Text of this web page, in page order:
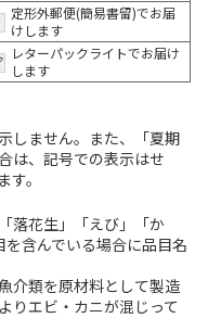
定形外郵便(簡易書留)でお届
けします
レターパックライトでお届け
します
しません。また、「夏期
は、記号での表示はせ
。
落花生」「えび」「か
含んでいる場合に品目名
介類を原材料として製造
りエビ・カニが混じって